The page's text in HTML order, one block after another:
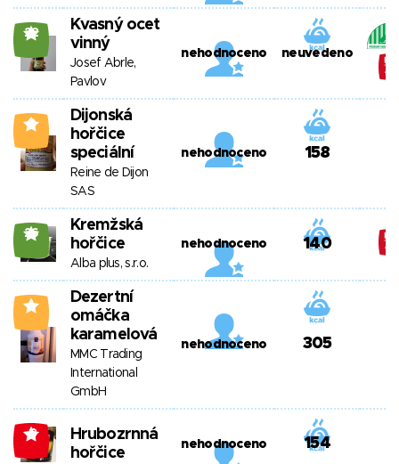
22
Kvasný ocet
vinný
Josef Abrle,
Pavlov
nehodnoceno neuvedeno
0
Dijonská
hořčice
speciální
Reine de Dijon
SAS
nehodnoceno 158
26
Kremžská
hořčice
Alba plus, s.r.o.
nehodnoceno 140
1
Dezertní
omáčka
karamelová
MMC Trading
International
GmbH
nehodnoceno 305
-3
Hrubozrnná
hořčice
nehodnoceno 154